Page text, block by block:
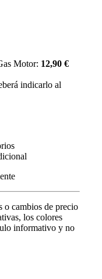
Motor: 12,90 €
indicarlo al
o cambios de precio
los colores
informativo y no